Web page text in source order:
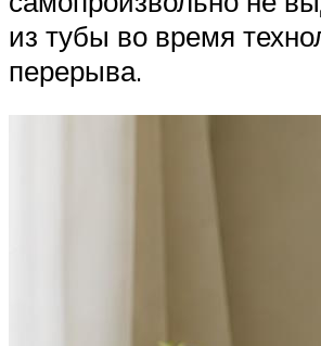
из тубы во время
перерыва.